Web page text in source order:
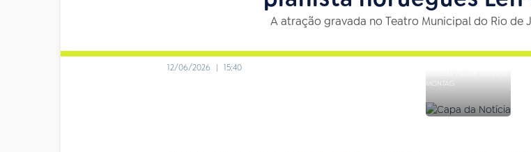
A atração gravada no Teatro Municipal do Rio de
12/06/2026 | 15:40
MONTAG